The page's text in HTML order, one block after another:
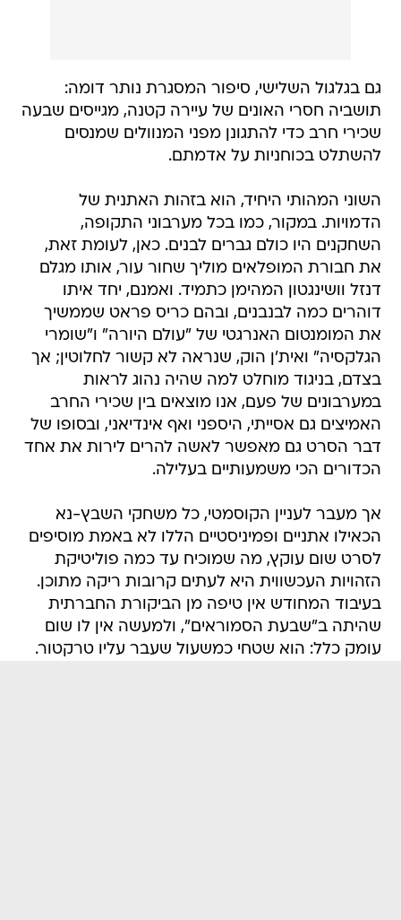
גם בגלגול השלישי, סיפור המסגרת נותר דומה:
תושביה חסרי האונים של עיירה קטנה, מגייסים שבעה
שכירי חרב כדי להתגונן מפני המנוולים שמנסים
להשתלט בכוחניות על אדמתם.
השוני המהותי היחיד, הוא בזהות האתנית של
הדמויות. במקור, כמו בכל מערבוני התקופה,
השחקנים היו כולם גברים לבנים. כאן, לעומת זאת,
את חבורת המופלאים מוליך שחור עור, אותו מגלם
דנזל וושינגטון המהימן כתמיד. ואמנם, יחד איתו
דוהרים כמה לבנבנים, ובהם כריס פראט שממשיך
את המומנטום האנרגטי של "עולם היורה" ו"שומרי
הגלקסיה" ואית'ן הוק, שנראה לא קשור לחלוטין; אך
בצדם, בניגוד מוחלט למה שהיה נהוג לראות
במערבונים של פעם, אנו מוצאים בין שכירי החרב
האמיצים גם אסייתי, היספני ואף אינדיאני, ובסופו של
דבר הסרט גם מאפשר לאשה להרים לירות את אחד
הכדורים הכי משמעותיים בעלילה.
אך מעבר לעניין הקוסמטי, כל משחקי השבץ-נא
הכאילו אתניים ופמיניסטיים הללו לא באמת מוסיפים
לסרט שום עוקץ, מה שמוכיח עד כמה פוליטיקת
הזהויות העכשווית היא לעתים קרובות ריקה מתוכן.
בעיבוד המחודש אין טיפה מן הביקורת החברתית
שהיתה ב"שבעת הסמוראים", ולמעשה אין לו שום
עומק כלל: הוא שטחי כמשעול שעבר עליו טרקטור.